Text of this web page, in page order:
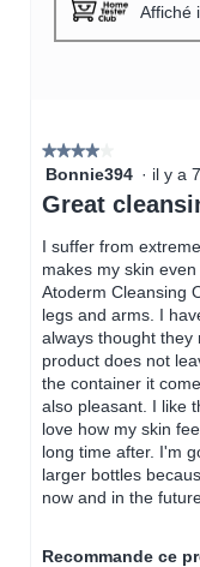
Affiché
★★★★★
★★★★★
4
étoile(s)
sur
5.
Bonnie394 · il y a
Great
I suffer from
makes my skin
Atoderm Cleansing
legs and arms. I
always thought they
product does not
the container it
also pleasant. I like
love how my skin
long time after. I'm
larger bottles
now and in the
Recommande ce